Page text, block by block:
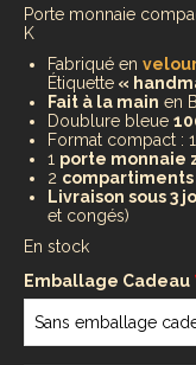
Porte monnaie
K
Fabriqué en
Étiquette «
Fait à la main en
Doublure bleue
Format compact :
1 porte monnaie
2
Livraison sous 3
et congés)
En stock
Emballage Cadeau